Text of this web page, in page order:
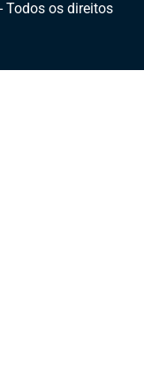
Todos os direitos